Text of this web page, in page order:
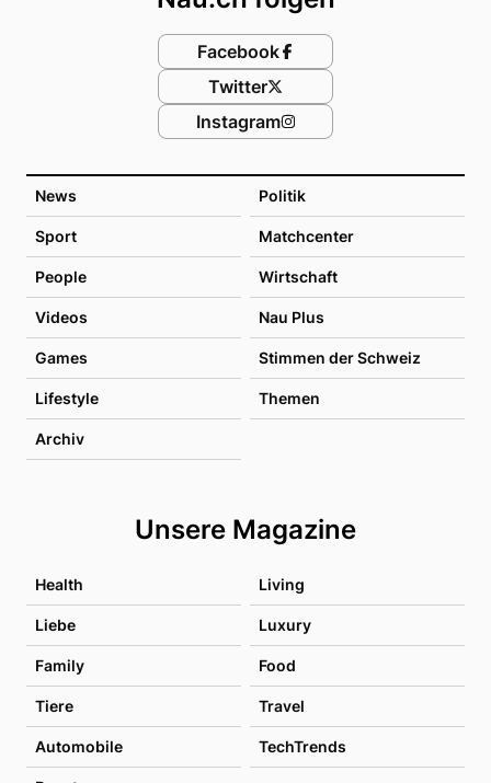
News Politik
Sport Matchcenter
People Wirtschaft
Videos Nau Plus
Games Stimmen der Schweiz
Lifestyle Themen
Archiv
Unsere Magazine
Health Living
Liebe Luxury
Family Food
Tiere Travel
Automobile TechTrends
Facebook
Twitter
Instagram